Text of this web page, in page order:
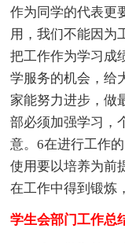
作为同学的代表更
用，我们不能因为
把工作作为学习成
学服务的机会，给
家能努力进步，做
部必须加强学习，
意。6在进行工作
使用要以培养为前
在工作中得到锻炼
学生会部门工作总